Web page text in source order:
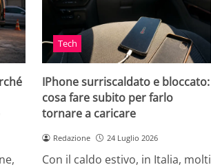
Tech
IPhone surriscaldato e bloccato:
cosa fare subito per farlo
tornare a caricare
Redazione 24 Luglio 2026
Con il caldo estivo, in Italia, molti